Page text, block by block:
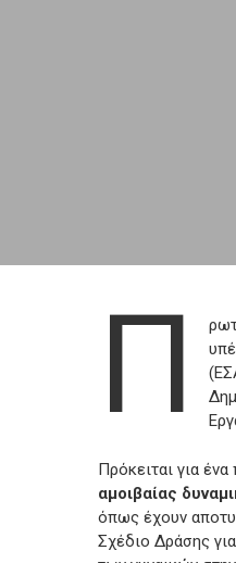
Hit enter to
Π
Πρόκειται για
αμοιβαίας
όπως έχουν
Σχέδιο Δράσης